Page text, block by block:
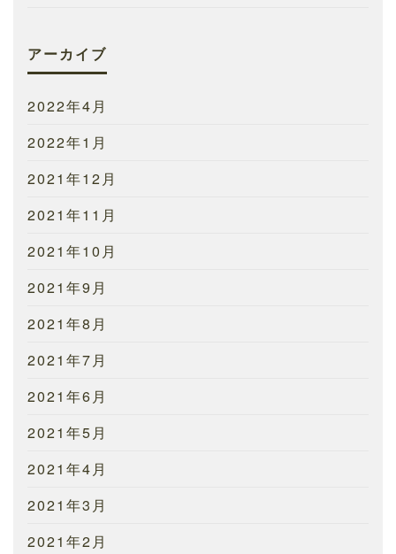
アーカイブ
2022年4月
2022年1月
2021年12月
2021年11月
2021年10月
2021年9月
2021年8月
2021年7月
2021年6月
2021年5月
2021年4月
2021年3月
2021年2月